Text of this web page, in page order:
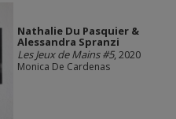
Nathalie Du Pasquier &
Alessandra Spranzi
Les Jeux de Mains #5, 2020
Monica De Cardenas